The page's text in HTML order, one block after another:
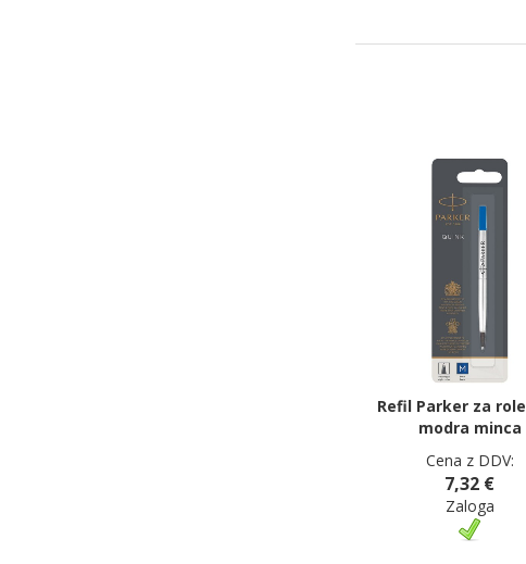
Refil Parker za
modra minca
Cena z DDV:
7,32 €
Zaloga